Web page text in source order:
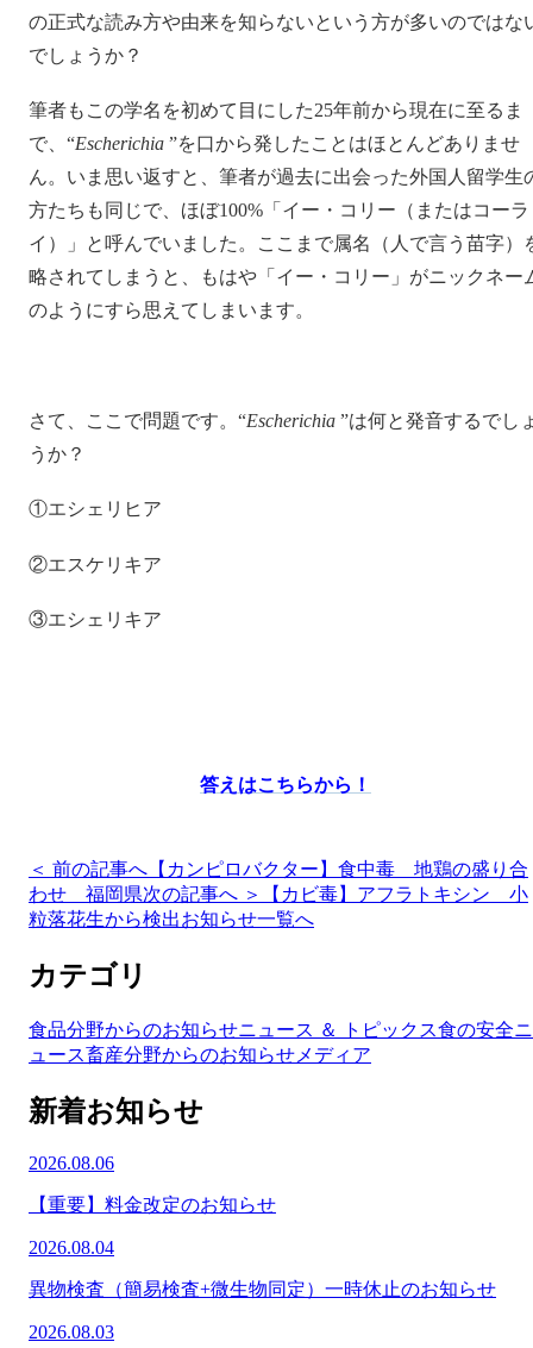
の正式な読み方や由来を知らないという方が多いのではな
でしょうか？
筆者もこの学名を初めて目にした25年前から現在に至るま
で、“Escherichia ”を口から発したことはほとんどありませ
ん。いま思い返すと、筆者が過去に出会った外国人留学生
方たちも同じで、ほぼ100%「イー・コリー（またはコーラ
イ）」と呼んでいました。ここまで属名（人で言う苗字）
略されてしまうと、もはや「イー・コリー」がニックネー
のようにすら思えてしまいます。
さて、ここで問題です。“Escherichia ”は何と発音するでし
うか？
①エシェリヒア
②エスケリキア
③エシェリキア
答えはこちらから！
＜ 前の記事へ 【カンピロバクター】食中毒 地鶏の盛り合
わせ 福岡県次の記事へ ＞
【カビ毒】アフラトキシン 小
粒落花生から検出お知らせ一覧へ
カテゴリ
食品分野からのお知らせニュース ＆ トピックス食の安全ニ
ュース畜産分野からのお知らせ メディア
新着お知らせ
2026.08.06
【重要】料金改定のお知らせ
2026.08.04
異物検査（簡易検査+微生物同定）一時休止のお知らせ
2026.08.03